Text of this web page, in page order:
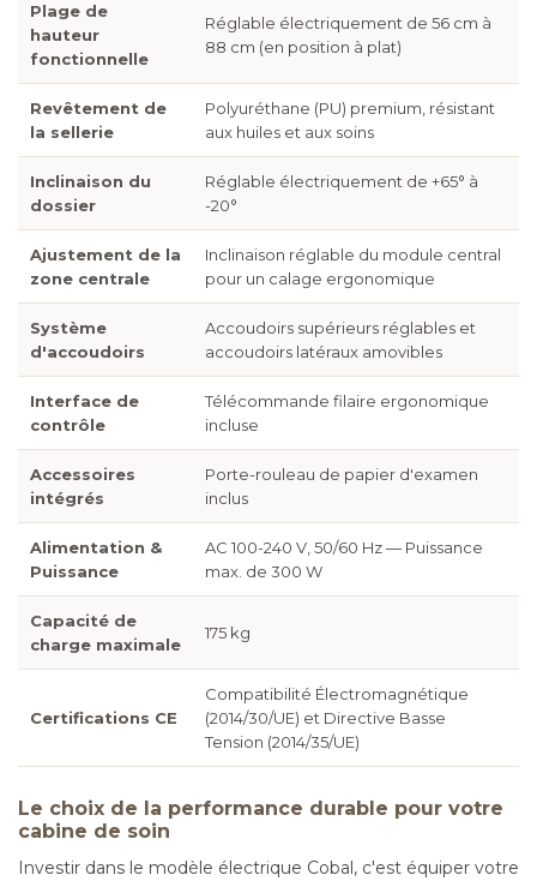
Plage de
hauteur
fonctionnelle
Réglable électriquement de 56 cm à
88 cm (en position à plat)
Revêtement de
la sellerie
Polyuréthane (PU) premium, résistant
aux huiles et aux soins
Inclinaison du
dossier
Réglable électriquement de +65° à
-20°
Ajustement de la
zone centrale
Inclinaison réglable du module central
pour un calage ergonomique
Système
d'accoudoirs
Accoudoirs supérieurs réglables et
accoudoirs latéraux amovibles
Interface de
contrôle
Télécommande filaire ergonomique
incluse
Accessoires
intégrés
Porte-rouleau de papier d'examen
inclus
Alimentation &
Puissance
AC 100-240 V, 50/60 Hz — Puissance
max. de 300 W
Capacité de
charge maximale
175 kg
Certifications CE
Compatibilité Électromagnétique
(2014/30/UE) et Directive Basse
Tension (2014/35/UE)
Le choix de la performance durable pour votre
cabine de soin
Investir dans le modèle électrique Cobal, c'est équiper votre